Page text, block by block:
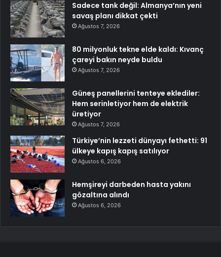
Sadece tank değil: Almanya’nın yeni
savaş planı dikkat çekti
Ağustos 7, 2026
80 milyonluk tekne elde kaldı: Kıvanç
çareyi bakın neyde buldu
Ağustos 7, 2026
Güneş panellerini tenteye eklediler:
Hem serinletiyor hem de elektrik
üretiyor
Ağustos 7, 2026
Türkiye’nin lezzeti dünyayı fethetti: 91
ülkeye kapış kapış satılıyor
Ağustos 6, 2026
Hemşireyi darbeden hasta yakını
gözaltına alındı
Ağustos 6, 2026